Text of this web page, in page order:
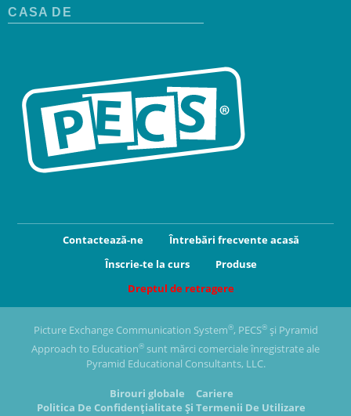
CASA DE
Contactează-ne
Întrebări frecvente acasă
Înscrie-te la curs
Produse
Dreptul de retragere
Picture Exchange Communication System®, PECS®și Pyramid
Approach to Education® sunt mărci comerciale înregistrate ale
Pyramid Educational Consultants, LLC.
Birouri globale
Cariere
Politica De Confidențialitate Și Termenii De Utilizare